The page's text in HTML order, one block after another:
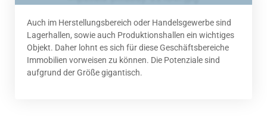
Auch im Herstellungsbereich oder Handelsgewerbe sind
Lagerhallen, sowie auch Produktionshallen ein wichtiges
Objekt. Daher lohnt es sich für diese Geschäftsbereiche
Immobilien vorweisen zu können. Die Potenziale sind
aufgrund der Größe gigantisch.